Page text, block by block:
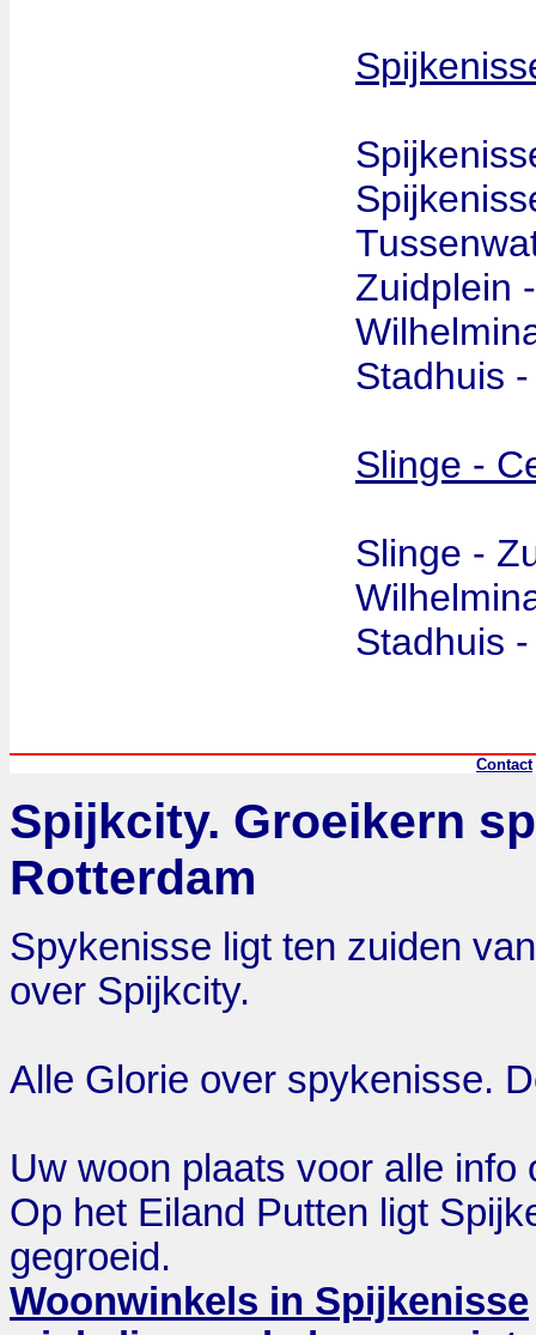
Zuidplein
Stadhuis
Slinge -
Slinge -
Stadhuis
Contact
Spijkcity. Groeikern
Rotterdam
Spykenisse ligt ten zuiden
over Spijkcity.
Alle Glorie over spykenisse.
Uw woon plaats voor alle
Op het Eiland Putten ligt
gegroeid.
Woonwinkels in Spijkenisse